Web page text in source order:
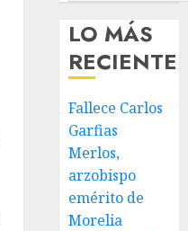
LO MÁS
RECIENTE
Fallece Carlos
Garfias
Merlos,
arzobispo
emérito de
Morelia